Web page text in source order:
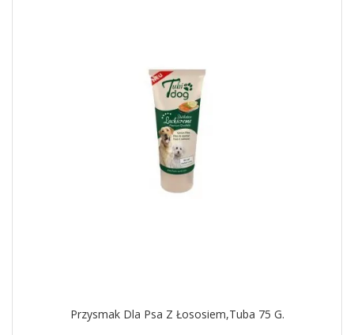
Przysmak Dla Psa Z Łososiem,tuba 75 G.